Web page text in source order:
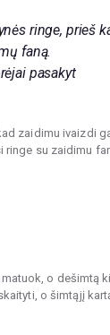
ringe, prieš
faną.
pasakyt
zaidimu ivaizdi
ringe su zaidimu
o dešimtą
o šimtąjį